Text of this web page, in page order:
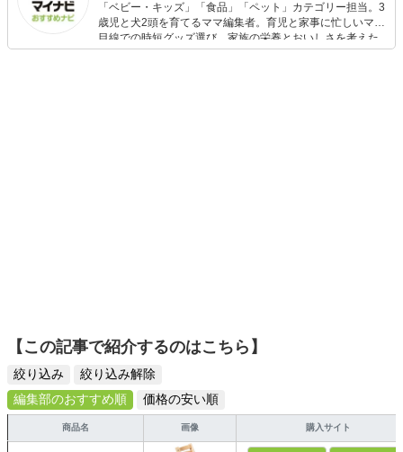
「ベビー・キッズ」「食品」「ペット」カテゴリー担当。3
歳児と犬2頭を育てるママ編集者。育児と家事に忙しいママ
目線での時短グッズ選び、家族の栄養とおいしさを考えた
食品選び、束の間のリラックスタイムを楽しむためのスイ
【この記事で紹介するのはこちら】
絞り込み
絞り込み解除
編集部のおすすめ順
価格の安い順
商品名 画像 購入サイト